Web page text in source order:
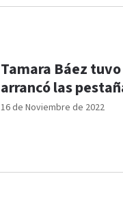
16 de Noviembre de 2022
Tamara Báez
arrancó las